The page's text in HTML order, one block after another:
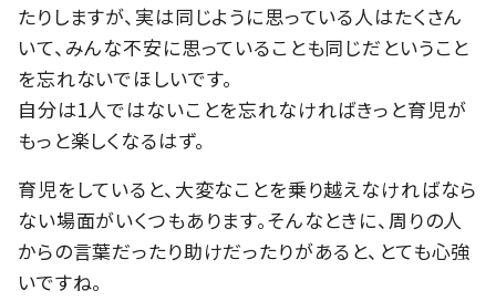
たりしますが、実は同じように思っている人はたくさん
いて、みんな不安に思っていることも同じだということ
を忘れないでほしいです。
自分は1人ではないことを忘れなければきっと育児が
もっと楽しくなるはず。
育児をしていると、大変なことを乗り越えなければなら
ない場面がいくつもあります。そんなときに、周りの人
からの言葉だったり助けだったりがあると、とても心強
いですね。